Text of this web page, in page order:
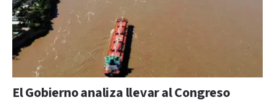
El Gobierno analiza llevar al Congreso